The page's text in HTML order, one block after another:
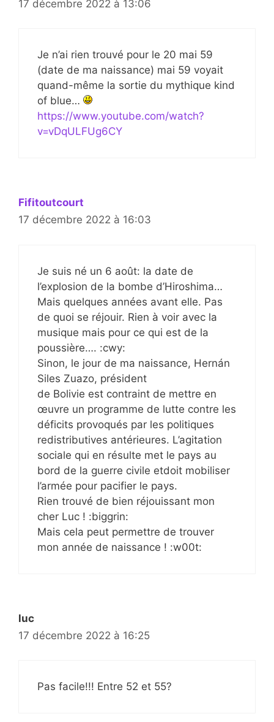
17 décembre 2022 à 13:06
Je n’ai rien trouvé pour le 20 mai 59
(date de ma naissance) mai 59 voyait
quand-même la sortie du mythique kind
of blue…
https://www.youtube.com/watch?
v=vDqULFUg6CY
Fifitoutcourt
17 décembre 2022 à 16:03
Je suis né un 6 août: la date de
l’explosion de la bombe d’Hiroshima…
Mais quelques années avant elle. Pas
de quoi se réjouir. Rien à voir avec la
musique mais pour ce qui est de la
poussière…. :cwy:
Sinon, le jour de ma naissance, Hernán
Siles Zuazo, président
de Bolivie est contraint de mettre en
œuvre un programme de lutte contre les
déficits provoqués par les politiques
redistributives antérieures. L’agitation
sociale qui en résulte met le pays au
bord de la guerre civile etdoit mobiliser
l’armée pour pacifier le pays.
Rien trouvé de bien réjouissant mon
cher Luc ! :biggrin:
Mais cela peut permettre de trouver
mon année de naissance ! :w00t:
luc
17 décembre 2022 à 16:25
Pas facile!!! Entre 52 et 55?